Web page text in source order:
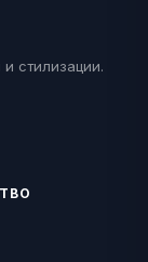
стилизации.